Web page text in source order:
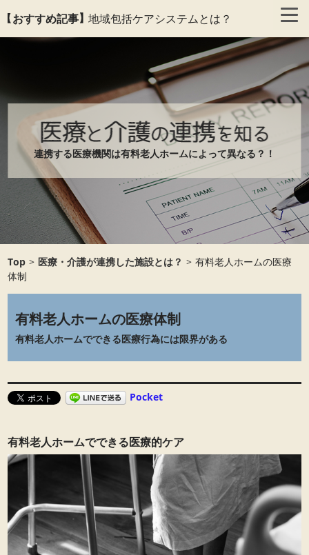
おすすめ記事 地域包括ケアシステムとは？
連携する医療機関は有料老人ホームによって異なる？！
Top > 医療・介護が連携した施設とは？ > 有料老人ホームの医療
体制
有料老人ホームの医療体制
有料老人ホームでできる医療行為には限界がある
Pocket
有料老人ホームでできる医療的ケア